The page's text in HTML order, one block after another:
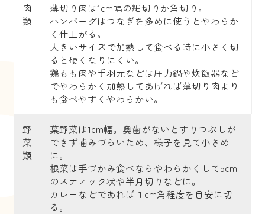
肉
類
薄切り肉は1cm幅の細切りか角切り。
ハンバーグはつなぎを多めに使うとやわらか
く仕上がる。
大きいサイズで加熱して食べる時に小さく切
ると硬くなりにくい。
鶏もも肉や手羽元などは圧力鍋や炊飯器など
でやわらかく加熱してあげれば薄切り肉より
も食べやすくやわらかい。
野
菜
類
葉野菜は1cm幅。奥歯がないとすりつぶしが
できず噛みづらいため、様子を見て小さめ
に。
根菜は手づかみ食べならやわらかくして5cm
のスティック状や半月切りなどに。
カレーなどであれば１cm角程度を目安に切
る。